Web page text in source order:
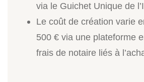
via le Guichet Unique de
Le coût de création varie
500 € via une plateforme
frais de notaire liés à